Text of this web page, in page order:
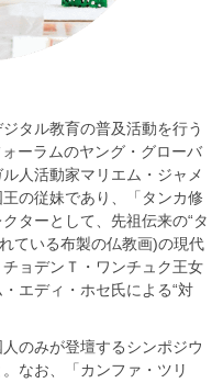
タル教育の普及活動を行う
ーラムのヤング・グローバ
人活動家マリエム・ジャメ
の従妹であり、「タンカ修
ターとして、先祖伝来の“タ
ている布製の仏教画)の現代
ョデンＴ・ワンチュク王女
エディ・ホセ氏による“対
のみが登壇するシンポジウ
なお、「カンファ・ツリ